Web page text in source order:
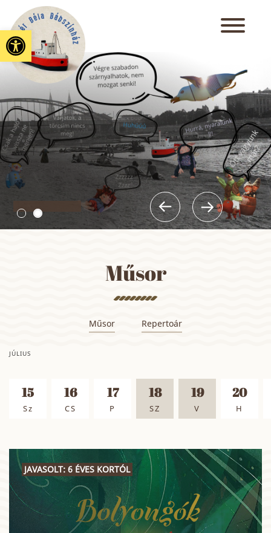
Eszköztár megnyitása
SZINkópé fesztivál
költözik az újszegedi Erzsébet Ligetbe!
Műsor
Műsor Repertoár
JÚLIUS
15
Sz
16
CS
17
P
18
SZ
19
V
20
H
JAVASOLT: 6 ÉVES KORTÓL